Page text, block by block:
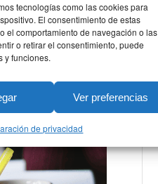
tecnologías como las cookies para
El consentimiento de estas
el comportamiento de navegación o las
o retirar el consentimiento, puede
y funciones.
Ver preferencias
de privacidad